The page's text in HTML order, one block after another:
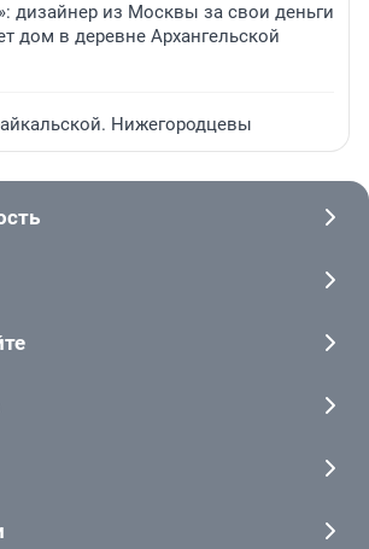
дизайнер из Москвы за свои деньги
дом в деревне Архангельской
Нижегородцевы